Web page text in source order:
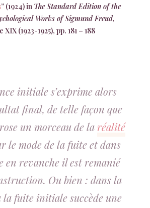
” (1924) in The Standard Edition of the
Works of Sigmund Freud,
XIX (1923-1925), pp. 181 – 188
initiale s’exprime alors
final, de telle façon que
un morceau de laréalité
le mode de la fuite et dans
en revanche il est remanié
Ou bien : dans la
la fuite initiale succède une